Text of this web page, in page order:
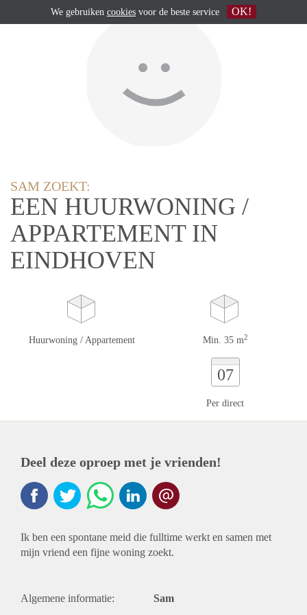
SAM ZOEKT:
EEN HUURWONING /
APPARTEMENT IN
EINDHOVEN
Huurwoning / Appartement Min. 35 m2
07
Per direct
Deel deze oproep met je vrienden!
Ik ben een spontane meid die fulltime werkt en samen met
mijn vriend een fijne woning zoekt.
Algemene informatie: Sam
We gebruiken cookies voor de beste service OK!